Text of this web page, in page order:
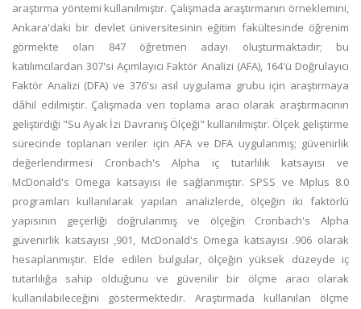
araştırma yöntemi kullanılmıştır. Çalışmada araştırmanın örneklemini,
Ankara'daki bir devlet üniversitesinin eğitim fakültesinde öğrenim
görmekte olan 847 öğretmen adayı oluşturmaktadır; bu
katılımcılardan 307'si Açımlayıcı Faktör Analizi (AFA), 164'ü Doğrulayıcı
Faktör Analizi (DFA) ve 376'sı asıl uygulama grubu için araştırmaya
dâhil edilmiştir. Çalışmada veri toplama aracı olarak araştırmacının
geliştirdiği "Su Ayak İzi Davranış Ölçeği" kullanılmıştır. Ölçek geliştirme
sürecinde toplanan veriler için AFA ve DFA uygulanmış; güvenirlik
değerlendirmesi Cronbach's Alpha iç tutarlılık katsayısı ve
McDonald's Omega katsayısı ile sağlanmıştır. SPSS ve Mplus 8.0
programları kullanılarak yapılan analizlerde, ölçeğin iki faktörlü
yapısının geçerliği doğrulanmış ve ölçeğin Cronbach's Alpha
güvenirlik katsayısı ,901, McDonald's Omega katsayısı .906 olarak
hesaplanmıştır. Elde edilen bulgular, ölçeğin yüksek düzeyde iç
tutarlılığa sahip olduğunu ve güvenilir bir ölçme aracı olarak
kullanılabileceğini göstermektedir. Araştırmada kullanılan ölçme